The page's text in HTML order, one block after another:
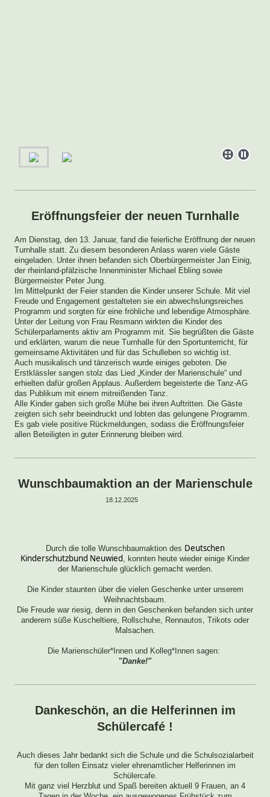
Eröffnungsfeier der neuen Turnhalle
Am Dienstag, den 13. Januar, fand die feierliche Eröffnung der neuen
Turnhalle statt. Zu diesem besonderen Anlass waren viele Gäste
eingeladen. Unter ihnen befanden sich Oberbürgermeister Jan Einig,
der rheinland-pfälzische Innenminister Michael Ebling sowie
Bürgermeister Peter Jung.
Im Mittelpunkt der Feier standen die Kinder unserer Schule. Mit viel
Freude und Engagement gestalteten sie ein abwechslungsreiches
Programm und sorgten für eine fröhliche und lebendige Atmosphäre.
Unter der Leitung von Frau Resmann wirkten die Kinder des
Schülerparlaments aktiv am Programm mit. Sie begrüßten die Gäste
und erklärten, warum die neue Turnhalle für den Sportunterricht, für
gemeinsame Aktivitäten und für das Schulleben so wichtig ist.
Auch musikalisch und tänzerisch wurde einiges geboten. Die
Erstklässler sangen stolz das Lied „Kinder der Marienschule“ und
erhielten dafür großen Applaus. Außerdem begeisterte die Tanz-AG
das Publikum mit einem mitreißenden Tanz.
Alle Kinder gaben sich große Mühe bei ihren Auftritten. Die Gäste
zeigten sich sehr beeindruckt und lobten das gelungene Programm.
Es gab viele positive Rückmeldungen, sodass die Eröffnungsfeier
allen Beteiligten in guter Erinnerung bleiben wird.
Wunschbaumaktion an der Marienschule
18.12.2025
Durch die tolle Wunschbaumaktion des Deutschen
Kinderschutzbund Neuwied, konnten heute wieder einige Kinder
der Marienschule glücklich gemacht werden.
Die Kinder staunten über die vielen Geschenke unter unserem
Weihnachtsbaum.
Die Freude war riesig, denn in den Geschenken befanden sich unter
anderem süße Kuscheltiere, Rollschuhe, Rennautos, Trikots oder
Malsachen.
Die Marienschüler*Innen und Kolleg*Innen sagen:
"Danke!"
Dankeschön, an die Helferinnen im
Schülercafé !
Auch dieses Jahr bedankt sich die Schule und die Schulsozialarbeit
für den tollen Einsatz vieler ehrenamtlicher Helferinnen im
Schülercafe.
Mit ganz viel Herzblut und Spaß bereiten aktuell 9 Frauen, an 4